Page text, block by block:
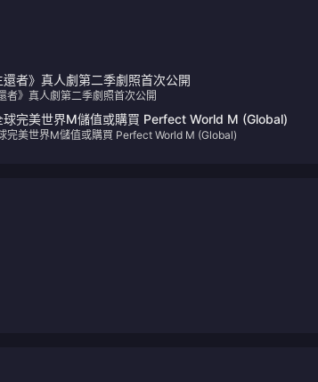
還者》真人劇第二季劇照首次公開
者》真人劇第二季劇照首次公開
球完美世界M儲值或購買 Perfect World M (Global)
完美世界M儲值或購買 Perfect World M (Global)